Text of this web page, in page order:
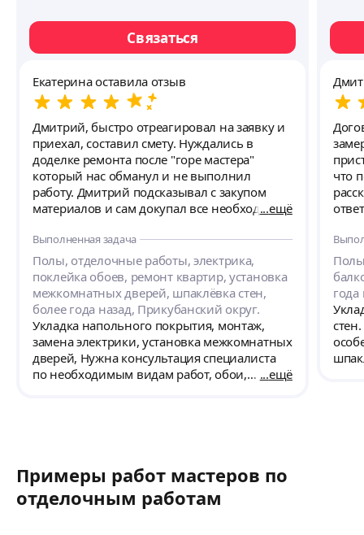
Связаться
Екатерина оставила отзыв
Дмитрий, быстро отреагировал на заявку и
приехал, составил смету. Нуждались в
доделке ремонта после "горе мастера"
который нас обманул и не выполнил
работу. Дмитрий подсказывал с закупом
материалов и сам докупал все необходимое
электрику, утеплить балкон, отделка
квартиры (обои, ламинат, штукатурка),
установка сантехники. Работу выполнил
качественно и в Срок! Вежливый и
аккуратный мастер! Было приятно
сотрудничать. Будем рекомендовать
друзьям и сами ещё обращаться.
ещё
Выполненная задача
Полы, отделочные работы, электрика,
поклейка обоев, ремонт квартир, установка
межкомнатных дверей, шпаклёвка стен,
более года назад, Прикубанский округ.
Укладка напольного покрытия, монтаж,
замена электрики, установка межкомнатных
дверей, Нужна консультация специалиста
по необходимым видам работ, обои,
ещё
что
же
Примеры работ мастеров по
отделочным работам